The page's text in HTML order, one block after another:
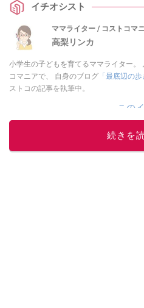
イチオシスト
ママライター / コストコマ
高梨リンカ
小学生の子どもを育てるママライター。
コマニアで、 自身のブログ 「最底辺の歩
ストコの記事を執筆中。
この
続きを